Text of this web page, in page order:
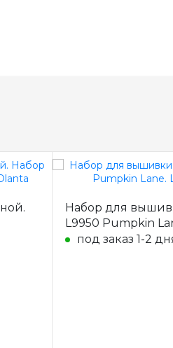
Набор для
L9950 Pumpkin
под заказ 1-2